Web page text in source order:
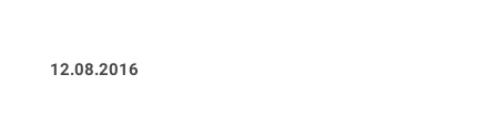
12.08.2016